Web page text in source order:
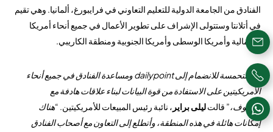
الفنادق من الجامعة الدولية للتعليم التعاوني في فرايبورغ، ألمانيا. وهي تقيم
في أتلانتا وستتولى الإشراف على تطوير الأعمال في جميع أنحاء أمريكا
الشمالية وأمريكا الوسطى وأمريكا الجنوبية ومنطقة الكاريبي.
“
أنا متحمسة للانضمام إلى dailypoint ومساعدة الفنادق في جميع أنحاء
الأمريكيتين على الاستفادة من قوة البيانات لبناء علاقات هادفة مع
الضيوف،” قالتليلى براير ، نائبة رئيس المبيعات للأمريكيتين. “هناك
إمكانات هائلة في هذه المنطقة، وأتطلع إلى التعاون مع أصحاب الفنادق